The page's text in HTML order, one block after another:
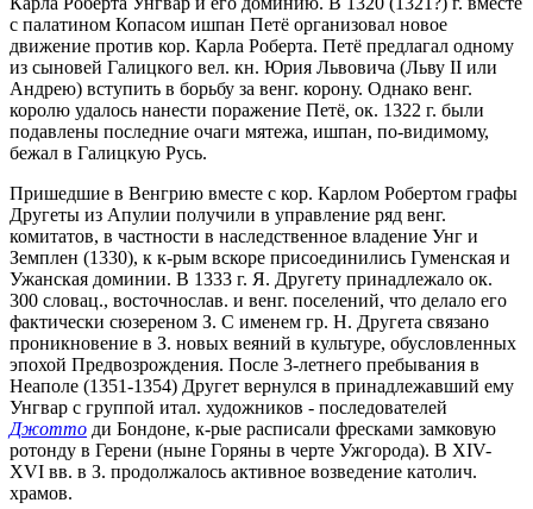
с палатином Копасом ишпан Петё организовал новое
движение против кор. Карла Роберта. Петё предлагал одному
из сыновей Галицкого вел. кн. Юрия Львовича (Льву II или
Андрею) вступить в борьбу за венг. корону. Однако венг.
королю удалось нанести поражение Петё, ок. 1322 г. были
подавлены последние очаги мятежа, ишпан, по-видимому,
бежал в Галицкую Русь.
Пришедшие в Венгрию вместе с кор. Карлом Робертом графы
Другеты из Апулии получили в управление ряд венг.
комитатов, в частности в наследственное владение Унг и
Земплен (1330), к к-рым вскоре присоединились Гуменская и
Ужанская доминии. В 1333 г. Я. Другету принадлежало ок.
300 словац., восточнослав. и венг. поселений, что делало его
фактически сюзереном З. С именем гр. Н. Другета связано
проникновение в З. новых веяний в культуре, обусловленных
эпохой Предвозрождения. После 3-летнего пребывания в
Неаполе (1351-1354) Другет вернулся в принадлежавший ему
Унгвар с группой итал. художников - последователей
Джотто ди Бондоне, к-рые расписали фресками замковую
ротонду в Герени (ныне Горяны в черте Ужгорода). В ХIV-
ХVI вв. в З. продолжалось активное возведение католич.
храмов.